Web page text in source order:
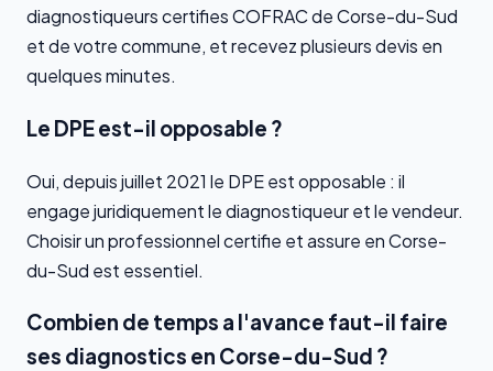
diagnostiqueurs certifies COFRAC de Corse-du-Sud
et de votre commune, et recevez plusieurs devis en
quelques minutes.
Le DPE est-il opposable ?
Oui, depuis juillet 2021 le DPE est opposable : il
engage juridiquement le diagnostiqueur et le vendeur.
Choisir un professionnel certifie et assure en Corse-
du-Sud est essentiel.
Combien de temps a l'avance faut-il faire
ses diagnostics en Corse-du-Sud ?